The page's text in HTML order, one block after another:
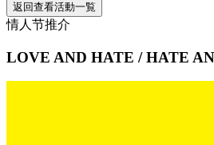
返回查看活動一覧
情人节推介
LOVE AND HATE / HATE